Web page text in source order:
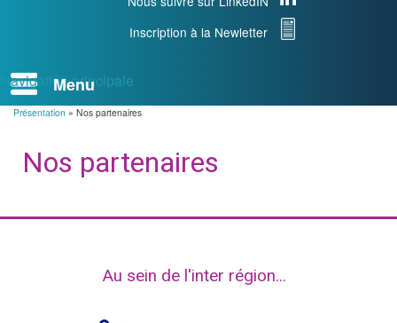
Inscription à la Newletter
Navigation principale
Présentation Nos partenaires
Nos partenaires
Au sein de l'inter région...